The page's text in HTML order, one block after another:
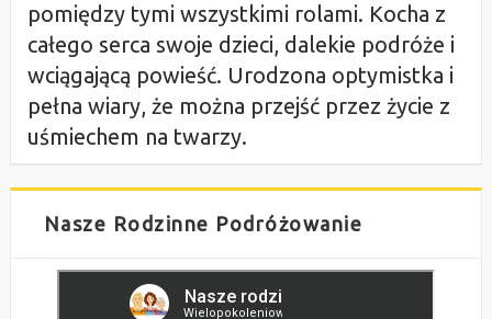
pomiędzy tymi wszystkimi rolami. Kocha z
całego serca swoje dzieci, dalekie podróże i
wciągającą powieść. Urodzona optymistka i
pełna wiary, że można przejść przez życie z
uśmiechem na twarzy.
Nasze Rodzinne Podróżowanie